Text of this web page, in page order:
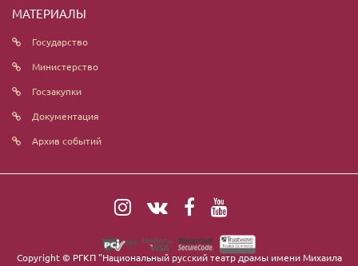
МАТЕРИАЛЫ
Государство
Министерство
Госзакупки
Документация
Архив событий
Copyright © РГКП "Национальный русский театр драмы имени Михаила